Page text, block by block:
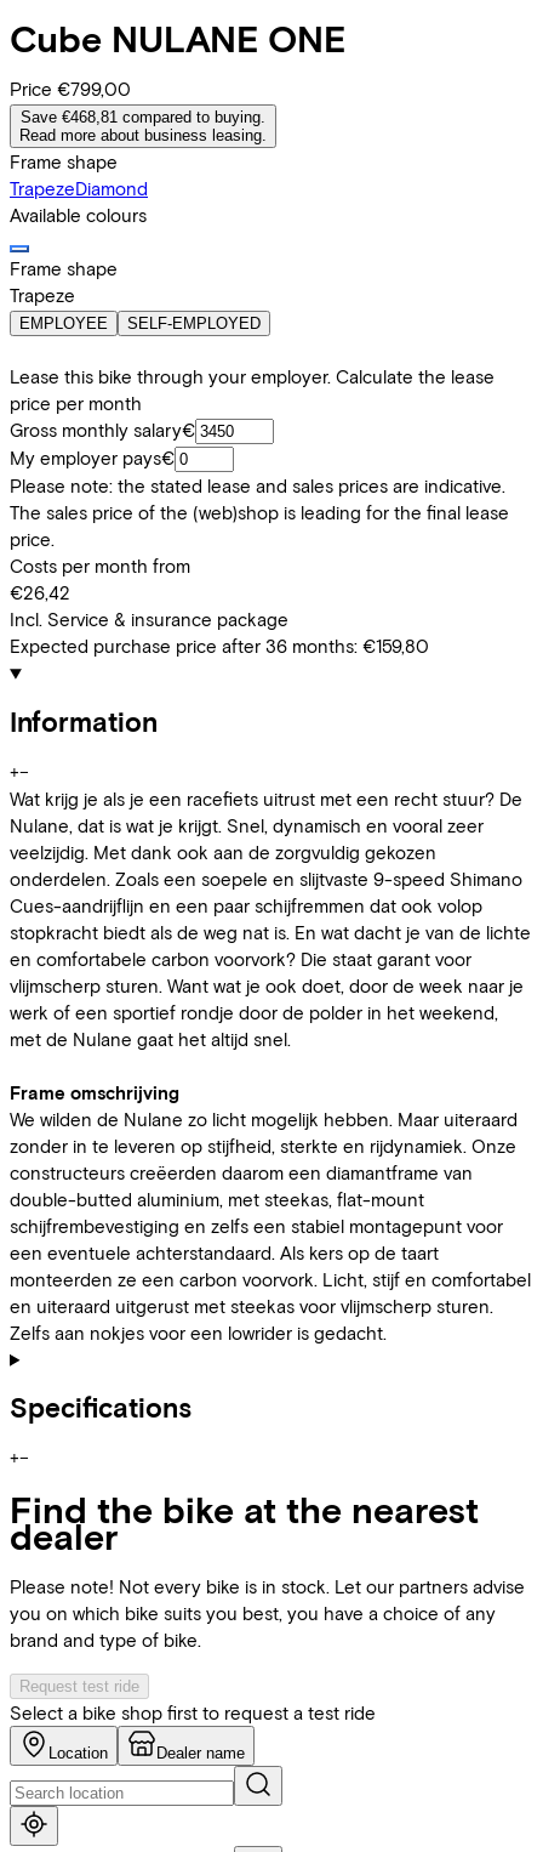
Cube NULANE ONE
Price €799,00
Save €468,81 compared to buying.
Read more about business leasing.
Frame shape
TrapezeDiamond
Available colours
Frame shape
Trapeze
EMPLOYEE SELF-EMPLOYED
Lease this bike through your employer. Calculate the lease
price per month
Gross monthly salary€
My employer pays€
Please note: the stated lease and sales prices are indicative.
The sales price of the (web)shop is leading for the final lease
price.
Costs per month from
€26,42
Incl. Service & insurance package
Expected purchase price after 36 months: €159,80
Information
+−
Wat krijg je als je een racefiets uitrust met een recht stuur? De
Nulane, dat is wat je krijgt. Snel, dynamisch en vooral zeer
veelzijdig. Met dank ook aan de zorgvuldig gekozen
onderdelen. Zoals een soepele en slijtvaste 9-speed Shimano
Cues-aandrijflijn en een paar schijfremmen dat ook volop
stopkracht biedt als de weg nat is. En wat dacht je van de lichte
en comfortabele carbon voorvork? Die staat garant voor
vlijmscherp sturen. Want wat je ook doet, door de week naar je
werk of een sportief rondje door de polder in het weekend,
met de Nulane gaat het altijd snel.
Frame omschrijving
We wilden de Nulane zo licht mogelijk hebben. Maar uiteraard
zonder in te leveren op stijfheid, sterkte en rijdynamiek. Onze
constructeurs creëerden daarom een diamantframe van
double-butted aluminium, met steekas, flat-mount
schijfrembevestiging en zelfs een stabiel montagepunt voor
een eventuele achterstandaard. Als kers op de taart
monteerden ze een carbon voorvork. Licht, stijf en comfortabel
en uiteraard uitgerust met steekas voor vlijmscherp sturen.
Zelfs aan nokjes voor een lowrider is gedacht.
Specifications
+−
Find the bike at the nearest
dealer
Please note! Not every bike is in stock. Let our partners advise
you on which bike suits you best, you have a choice of any
brand and type of bike.
Request test ride
Select a bike shop first to request a test ride
Location Dealer name